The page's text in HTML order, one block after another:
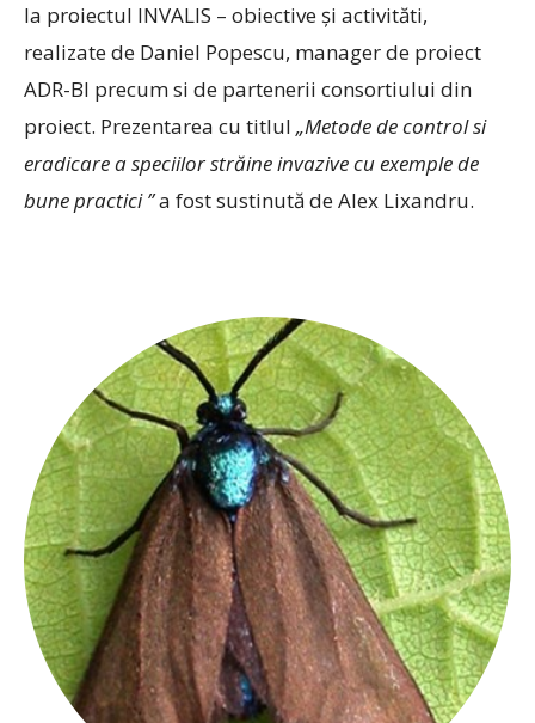
la proiectul INVALIS – obiective și activităti,
realizate de Daniel Popescu, manager de proiect
ADR-BI precum si de partenerii consortiului din
proiect. Prezentarea cu titlul „Metode de control si
eradicare a speciilor străine invazive cu exemple de
bune practici ”a fost sustinută de Alex Lixandru.